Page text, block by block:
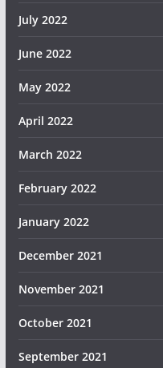
July 2022
June 2022
May 2022
April 2022
March 2022
February 2022
January 2022
December 2021
November 2021
October 2021
September 2021